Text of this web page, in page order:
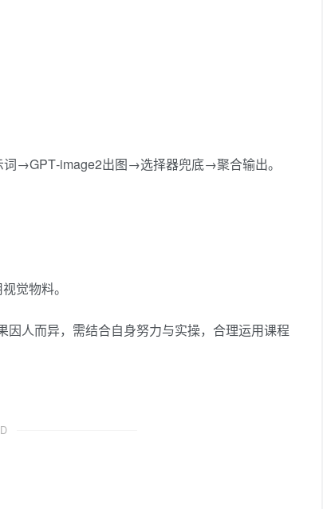
→GPT‑image2出图→选择器兜底→聚合输出。
觉物料。
人而异，需结合自身努力与实操，合理运用课程